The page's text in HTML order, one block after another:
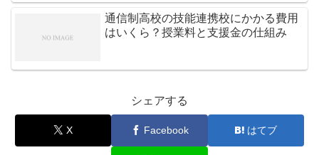
通信制高校の技能連携校にかかる費用
はいくら？授業料と支援金の仕組み
シェアする
X Facebook はてブ